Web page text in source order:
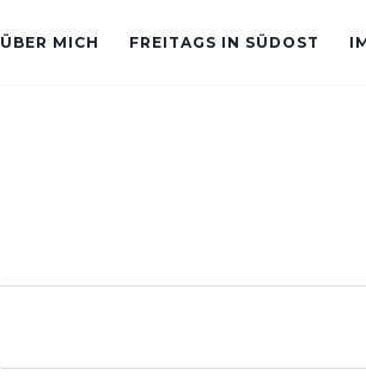
ÜBER MICH FREITAGS IN SÜDOST